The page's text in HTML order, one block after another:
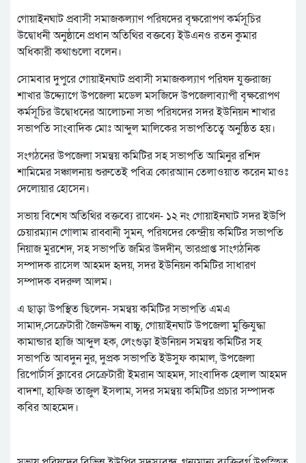
গোয়াইনঘাট প্রবাসী সমাজকল্যাণ পরিষদের বৃক্ষরোপণ কর্মসূচির
উদ্বোধনী অনুষ্ঠানে প্রধান অতিথির বক্তব্যে ইউএনও রতন কুমার
অধিকারী কথাগুলো বলেন।
সোমবার দুপুরে গোয়াইনঘাট প্রবাসী সমাজকল্যাণ পরিষদ যুক্তরাজ্য
শাখার উদ্দ্যোগে উপজেলা মডেল মসজিদে উপজেলাব্যাপী বৃক্ষরোপণ
কর্মসূচির উদ্বোধনের আলোচনা সভা পরিষদের সদর ইউনিয়ন শাখার
সভাপতি সাংবাদিক মোঃ আব্দুল মালিকের সভাপতিত্বে অনুষ্ঠিত হয়।
সংগঠনের উপজেলা সমন্বয় কমিটির সহ সভাপতি আমিনুর রশিদ
শামিমের সঞ্চালনায় শুরুতেই পবিত্র কোরআান তেলাওয়াত করেন মাওঃ
দেলোয়ার হোসেন।
সভায় বিশেষ অতিথির বক্তব্যে রাখেন- ১২ নং গোয়াইনঘাট সদর ইউপি
চেয়ারম্যান গোলাম রাব্বানী সুমন, পরিষদের কেন্দ্রীয় কমিটির সভাপতি
নিয়াজ মুরশেদ, সহ সভাপতি জমির উদদীন, ভারপ্রাপ্ত সাংগঠনিক
সম্পাদক রাসেল আহমদ হৃদয়, সদর ইউনিয়ন কমিটির সাধারণ
সম্পাদক বদরুল আলম।
এ ছাড়া উপস্থিত ছিলেন- সমন্বয় কমিটির সভাপতি এমএ
সামাদ,সেক্রেটারী জৈনউদ্দন বাচ্চু, গোয়াইনঘাট উপজেলা মুক্তিযুদ্ধা
কামান্ডার হাজি আব্দুল হক, লেংগুড়া ইউনিয়ন সমন্বয় কমিটির সহ
সভাপতি আবদুন নুর, দুপ্রক সভাপতি ইউসুফ কামাল, উপজেলা
রিপোর্টার্স ক্লাবের সেক্রেটারী ইমরান আহমদ, সাংবাদিক হেলাল আহমদ
বাদশা, হাফিজ তাজুল ইসলাম, সদর সমন্বয় কমিটির প্রচার সম্পাদক
কবির আহমেদ।